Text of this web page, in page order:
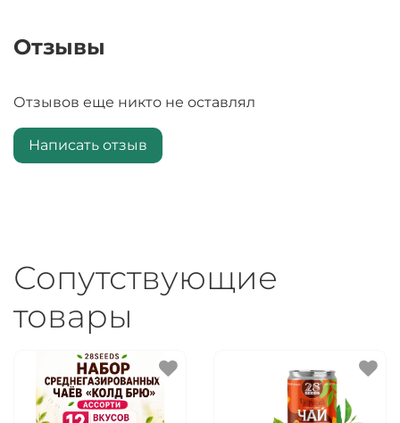
Отзывы
Отзывов еще никто не оставлял
Написать отзыв
Сопутствующие
товары